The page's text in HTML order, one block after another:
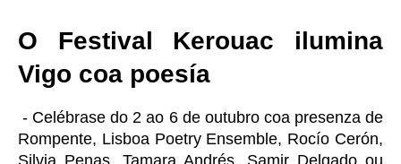
O Festival Kerouac ilumina
Vigo coa poesía
- Celébrase do 2 ao 6 de outubro coa presenza de
Rompente, Lisboa Poetry Ensemble, Rocío Cerón,